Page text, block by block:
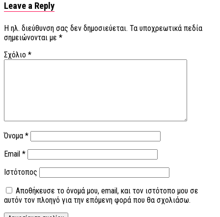
Leave a Reply
Η ηλ. διεύθυνση σας δεν δημοσιεύεται. Τα υποχρεωτικά πεδία
σημειώνονται με *
Σχόλιο *
Όνομα *
Email *
Ιστότοπος
Αποθήκευσε το όνομά μου, email, και τον ιστότοπο μου σε
αυτόν τον πλοηγό για την επόμενη φορά που θα σχολιάσω.